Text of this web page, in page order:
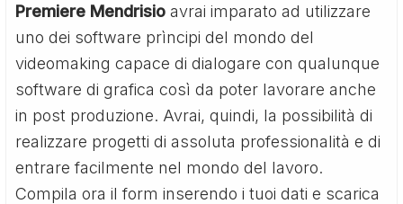
Premiere Mendrisio avrai imparato ad utilizzare
uno dei software prìncipi del mondo del
videomaking capace di dialogare con qualunque
software di grafica così da poter lavorare anche
in post produzione. Avrai, quindi, la possibilità di
realizzare progetti di assoluta professionalità e di
entrare facilmente nel mondo del lavoro.
Compila ora il form inserendo i tuoi dati e scarica